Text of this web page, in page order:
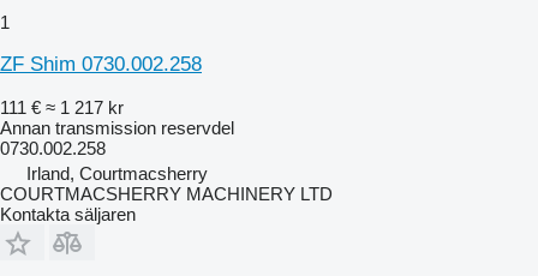
1
ZF Shim 0730.002.258
111 € ≈ 1 217 kr
Annan transmission reservdel
0730.002.258
Irland, Courtmacsherry
COURTMACSHERRY MACHINERY LTD
Kontakta säljaren